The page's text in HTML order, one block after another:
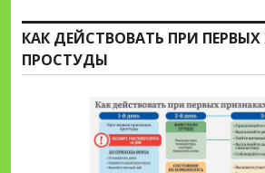
КАК ДЕЙСТВОВАТЬ ПРИ
ПРОСТУДЫ